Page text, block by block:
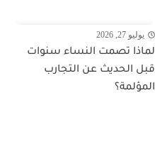
يوليو 27, 2026
لماذا تصمت النساء سنوات
قبل الحديث عن التجارب
المؤلمة؟